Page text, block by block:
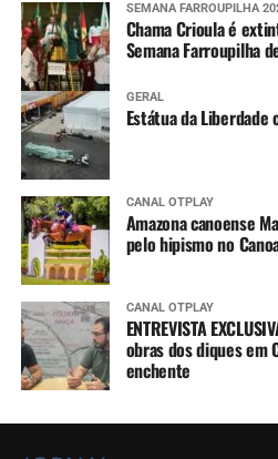
SEMANA FARROUPILHA
Chama Crioula é
Semana Farroupilha
GERAL
Estátua da Liberdade
CANAL OTPLAY
Amazona canoense
pelo hipismo no
CANAL OTPLAY
ENTREVISTA
obras dos diques em
enchente